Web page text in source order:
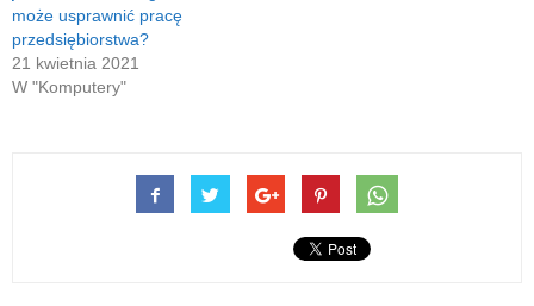
może usprawnić pracę
przedsiębiorstwa?
21 kwietnia 2021
W "Komputery"